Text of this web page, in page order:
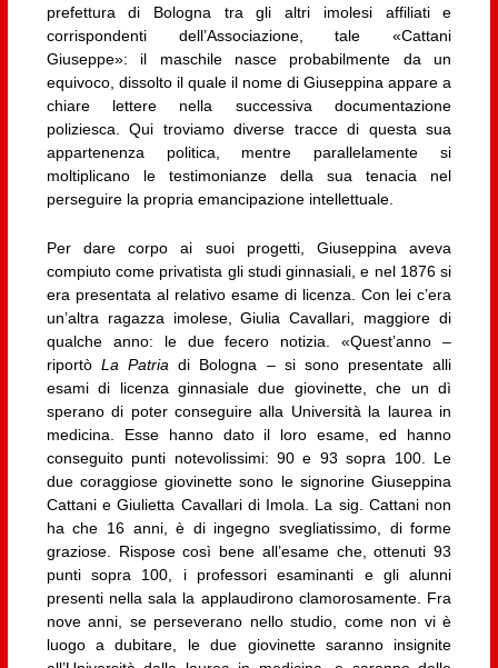
prefettura di Bologna tra gli altri imolesi affiliati e
corrispondenti dell’Associazione, tale «Cattani
Giuseppe»: il maschile nasce probabilmente da un
equivoco, dissolto il quale il nome di Giuseppina appare a
chiare lettere nella successiva documentazione
poliziesca. Qui troviamo diverse tracce di questa sua
appartenenza politica, mentre parallelamente si
moltiplicano le testimonianze della sua tenacia nel
perseguire la propria emancipazione intellettuale.
Per dare corpo ai suoi progetti, Giuseppina aveva
compiuto come privatista gli studi ginnasiali, e nel 1876 si
era presentata al relativo esame di licenza. Con lei c’era
un’altra ragazza imolese, Giulia Cavallari, maggiore di
qualche anno: le due fecero notizia. «Quest’anno –
riportò La Patria di Bologna – si sono presentate alli
esami di licenza ginnasiale due giovinette, che un dì
sperano di poter conseguire alla Università la laurea in
medicina. Esse hanno dato il loro esame, ed hanno
conseguito punti notevolissimi: 90 e 93 sopra 100. Le
due coraggiose giovinette sono le signorine Giuseppina
Cattani e Giulietta Cavallari di Imola. La sig. Cattani non
ha che 16 anni, è di ingegno svegliatissimo, di forme
graziose. Rispose così bene all’esame che, ottenuti 93
punti sopra 100, i professori esaminanti e gli alunni
presenti nella sala la applaudirono clamorosamente. Fra
nove anni, se perseverano nello studio, come non vi è
luogo a dubitare, le due giovinette saranno insignite